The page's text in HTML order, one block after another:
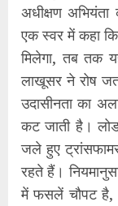
अधीक्षण
एक स्वर में कहा
मिलेगा, तब तक
लाखूसर ने रोष
उदासीनता का
कट जाती है।
जले हुए
रहते हैं।
में फसलें चौपट है,